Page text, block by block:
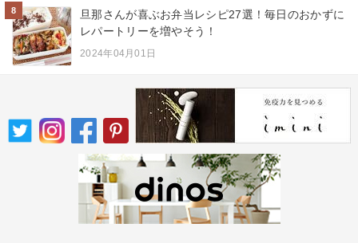
8
旦那さんが喜ぶお弁当レシピ27選！毎日のおかずに
レパートリーを増やそう！
2024年04月01日